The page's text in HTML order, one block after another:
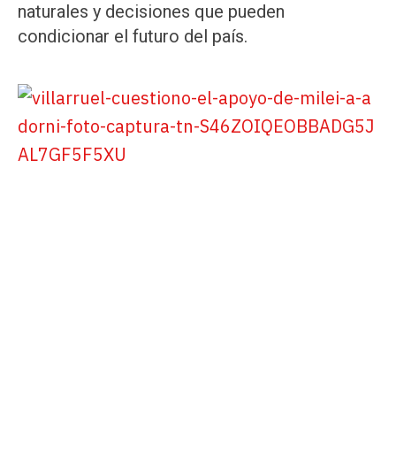
naturales y decisiones que pueden
condicionar el futuro del país.